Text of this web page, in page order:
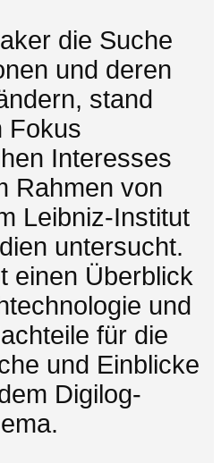
die Suche
und deren
stand
Fokus
Interesses
Rahmen von
Leibniz-Institut
untersucht.
einen Überblick
und
für die
und Einblicke
Digilog-